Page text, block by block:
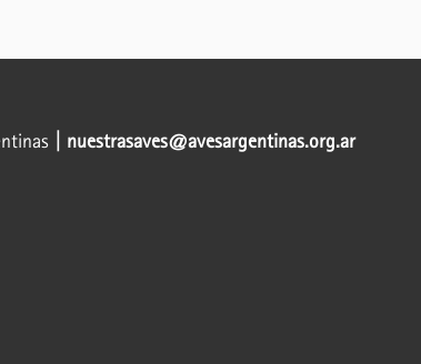
| nuestrasaves@avesargentinas.org.ar